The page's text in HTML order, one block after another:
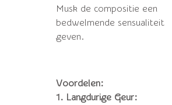
Musk de compositie een
bedwelmende sensualiteit
geven.
Voordelen:
1. Langdurige Geur: